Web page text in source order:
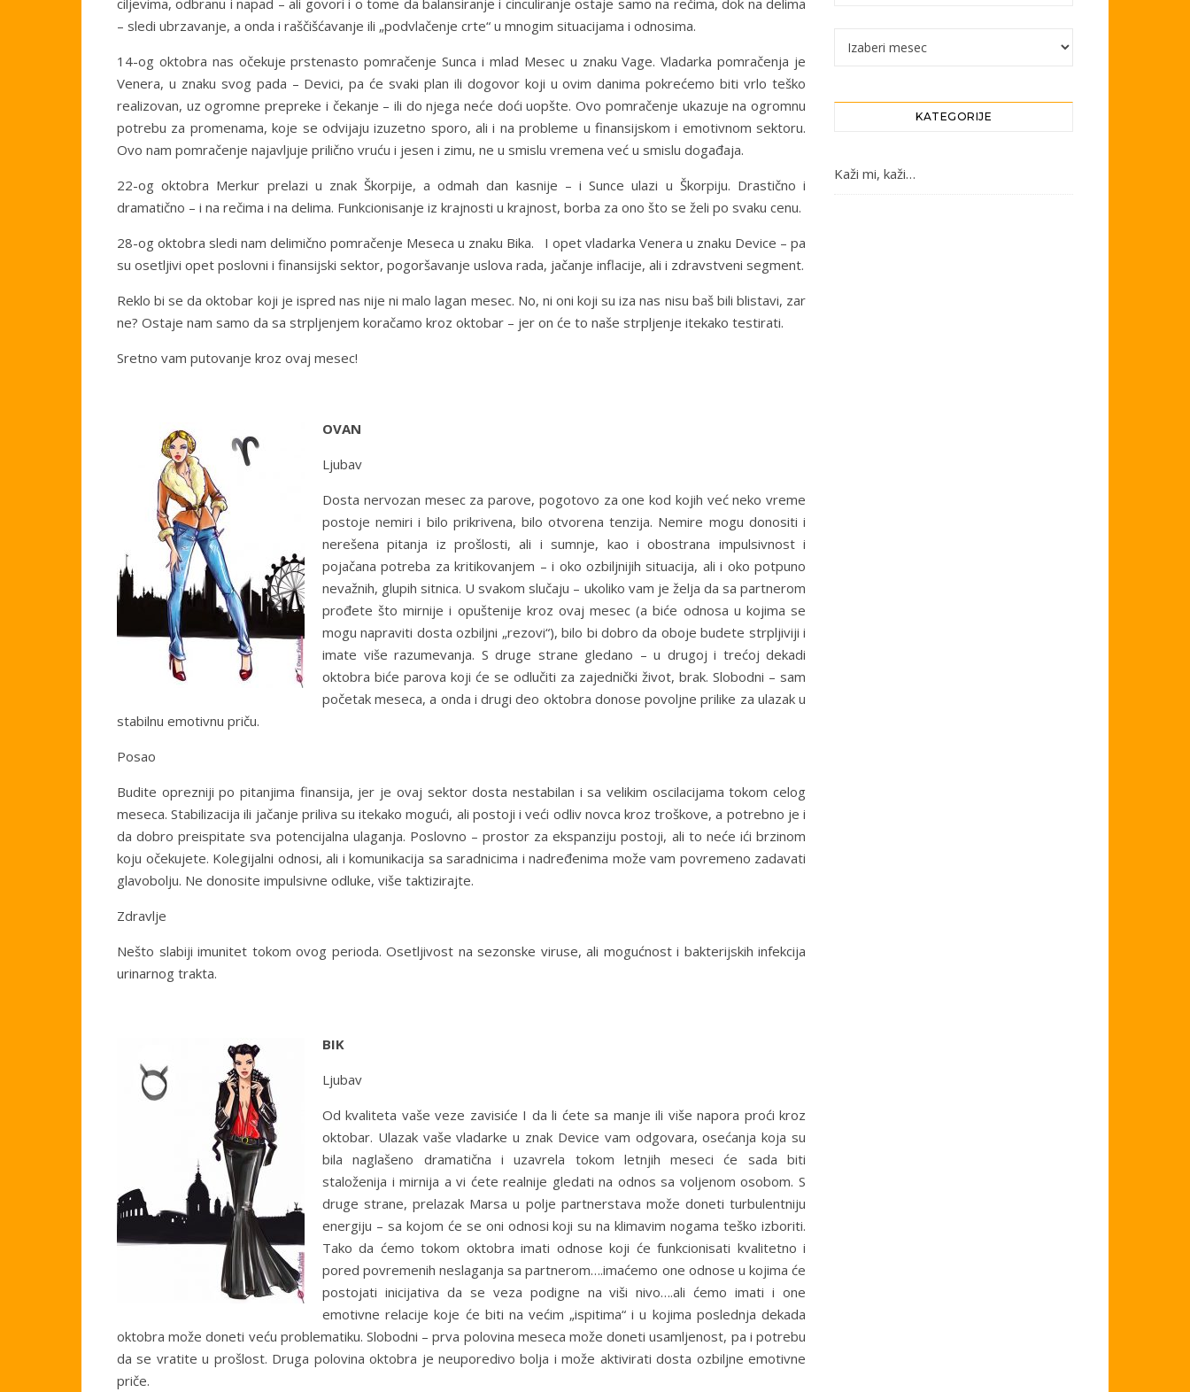
ciljevima, odbranu i napad – ali govori i o tome da balansiranje i cinculiranje ostaje samo na rečima, dok na delima
– sledi ubrzavanje, a onda i raščišćavanje ili „podvlačenje crte“ u mnogim situacijama i odnosima.
14-og oktobra nas očekuje prstenasto pomračenje Sunca i mlad Mesec u znaku Vage. Vladarka pomračenja je
Venera, u znaku svog pada – Devici, pa će svaki plan ili dogovor koji u ovim danima pokrećemo biti vrlo teško
realizovan, uz ogromne prepreke i čekanje – ili do njega neće doći uopšte. Ovo pomračenje ukazuje na ogromnu
potrebu za promenama, koje se odvijaju izuzetno sporo, ali i na probleme u finansijskom i emotivnom sektoru.
Ovo nam pomračenje najavljuje prilično vruću i jesen i zimu, ne u smislu vremena već u smislu događaja.
22-og oktobra Merkur prelazi u znak Škorpije, a odmah dan kasnije – i Sunce ulazi u Škorpiju. Drastično i
dramatično – i na rečima i na delima. Funkcionisanje iz krajnosti u krajnost, borba za ono što se želi po svaku cenu.
28-og oktobra sledi nam delimično pomračenje Meseca u znaku Bika. I opet vladarka Venera u znaku Device – pa
su osetljivi opet poslovni i finansijski sektor, pogoršavanje uslova rada, jačanje inflacije, ali i zdravstveni segment.
Reklo bi se da oktobar koji je ispred nas nije ni malo lagan mesec. No, ni oni koji su iza nas nisu baš bili blistavi, zar
ne? Ostaje nam samo da sa strpljenjem koračamo kroz oktobar – jer on će to naše strpljenje itekako testirati.
Sretno vam putovanje kroz ovaj mesec!
OVAN
Ljubav
Dosta nervozan mesec za parove, pogotovo za one kod kojih već neko vreme
postoje nemiri i bilo prikrivena, bilo otvorena tenzija. Nemire mogu donositi i
nerešena pitanja iz prošlosti, ali i sumnje, kao i obostrana impulsivnost i
pojačana potreba za kritikovanjem – i oko ozbiljnijih situacija, ali i oko potpuno
nevažnih, glupih sitnica. U svakom slučaju – ukoliko vam je želja da sa partnerom
prođete što mirnije i opuštenije kroz ovaj mesec (a biće odnosa u kojima se
mogu napraviti dosta ozbiljni „rezovi“), bilo bi dobro da oboje budete strpljiviji i
imate više razumevanja. S druge strane gledano – u drugoj i trećoj dekadi
oktobra biće parova koji će se odlučiti za zajednički život, brak. Slobodni – sam
početak meseca, a onda i drugi deo oktobra donose povoljne prilike za ulazak u
stabilnu emotivnu priču.
Posao
Budite oprezniji po pitanjima finansija, jer je ovaj sektor dosta nestabilan i sa velikim oscilacijama tokom celog
meseca. Stabilizacija ili jačanje priliva su itekako mogući, ali postoji i veći odliv novca kroz troškove, a potrebno je i
da dobro preispitate sva potencijalna ulaganja. Poslovno – prostor za ekspanziju postoji, ali to neće ići brzinom
koju očekujete. Kolegijalni odnosi, ali i komunikacija sa saradnicima i nadređenima može vam povremeno zadavati
glavobolju. Ne donosite impulsivne odluke, više taktizirajte.
Zdravlje
Nešto slabiji imunitet tokom ovog perioda. Osetljivost na sezonske viruse, ali mogućnost i bakterijskih infekcija
urinarnog trakta.
BIK
Ljubav
Od kvaliteta vaše veze zavisiće I da li ćete sa manje ili više napora proći kroz
oktobar. Ulazak vaše vladarke u znak Device vam odgovara, osećanja koja su
bila naglašeno dramatična i uzavrela tokom letnjih meseci će sada biti
staloženija i mirnija a vi ćete realnije gledati na odnos sa voljenom osobom. S
druge strane, prelazak Marsa u polje partnerstava može doneti turbulentniju
energiju – sa kojom će se oni odnosi koji su na klimavim nogama teško izboriti.
Tako da ćemo tokom oktobra imati odnose koji će funkcionisati kvalitetno i
pored povremenih neslaganja sa partnerom….imaćemo one odnose u kojima će
postojati inicijativa da se veza podigne na viši nivo….ali ćemo imati i one
emotivne relacije koje će biti na većim „ispitima“ i u kojima poslednja dekada
oktobra može doneti veću problematiku. Slobodni – prva polovina meseca može doneti usamljenost, pa i potrebu
da se vratite u prošlost. Druga polovina oktobra je neuporedivo bolja i može aktivirati dosta ozbiljne emotivne
priče.
Arhiva
KATEGORIJE
Kaži mi, kaži…